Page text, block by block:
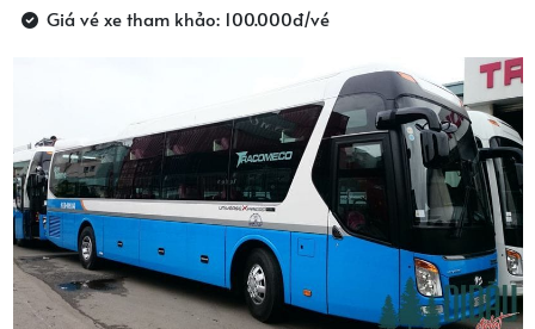
Giá vé xe tham khảo: 100.000đ/vé